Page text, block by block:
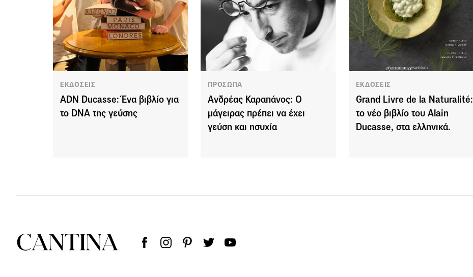
ΕΚΔΟΣΕΙΣ
ADN Ducasse: Ένα βιβλίο για
το DNA της γεύσης
ΠΡΟΣΩΠΑ
Ανδρέας Καραπάνος: Ο
μάγειρας πρέπει να έχει
γεύση και ησυχία
ΕΚΔΟΣΕΙΣ
Grand Livre de la Naturalité:
το νέο βιβλίο του Alain
Ducasse, στα ελληνικά.